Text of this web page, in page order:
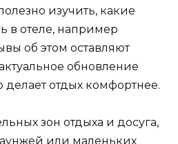
изучить, какие
в отеле, например
об этом оставляют
обновление
делает отдых комфортнее.
зон отдыха и досуга,
или маленьких